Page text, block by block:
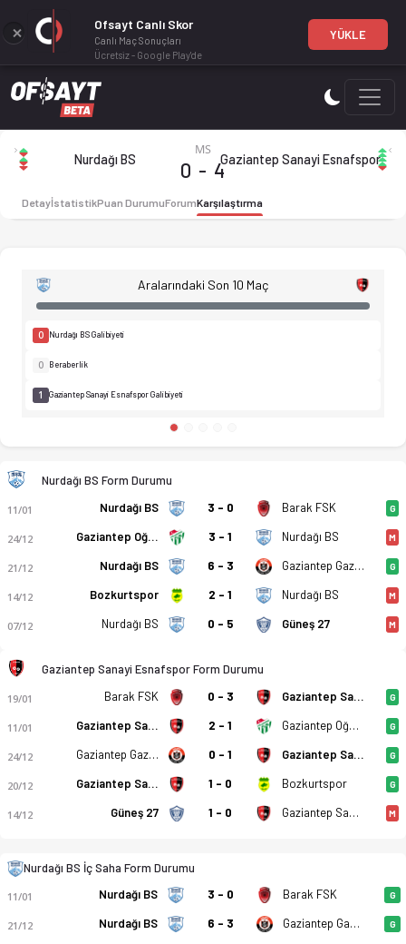
Nurdağı Belediyespor - Sanayi Esnafspor 0-4 bitti. Gol
Nurdağı Belediyespor - Sanayi Esnafspor 0-4 bitti. Gol
Nurdağı Belediyespor 0-4
Nurdağı BS
MS
0 - 4Gaziantep Sanayi Esnafspor
DetayİstatistikPuan DurumuForumKarşılaştırma
Aralarındaki Son 10 Maç
0 Nurdağı BS Galibiyeti
0 Beraberlik
1 Gaziantep Sanayi Esnafspor Galibiyeti
Nurdağı BS Form Durumu
11/01 Nurdağı BS 3 - 0 Barak FSK G
24/12 Gaziantep Oğuzspor 3 - 1 Nurdağı BS M
21/12 Nurdağı BS 6 - 3 Gaziantep Gazispor G
14/12 Bozkurtspor 2 - 1 Nurdağı BS M
07/12 Nurdağı BS 0 - 5 Güneş 27 M
Gaziantep Sanayi Esnafspor Form Durumu
19/01 Barak FSK 0 - 3 Gaziantep Sanayi Esnafspor G
11/01 Gaziantep Sanayi Esnafspor 2 - 1 Gaziantep Oğuzspor G
24/12 Gaziantep Gazispor 0 - 1 Gaziantep Sanayi Esnafspor G
20/12 Gaziantep Sanayi Esnafspor 1 - 0 Bozkurtspor G
14/12 Güneş 27 1 - 0 Gaziantep Sanayi Esnafspor M
Nurdağı BS İç Saha Form Durumu
11/01 Nurdağı BS 3 - 0 Barak FSK G
21/12 Nurdağı BS 6 - 3 Gaziantep Gazispor G
Ofsayt Canlı Skor
Canlı Maç Sonuçları
Ücretsiz - Google Play'de
YÜKLE